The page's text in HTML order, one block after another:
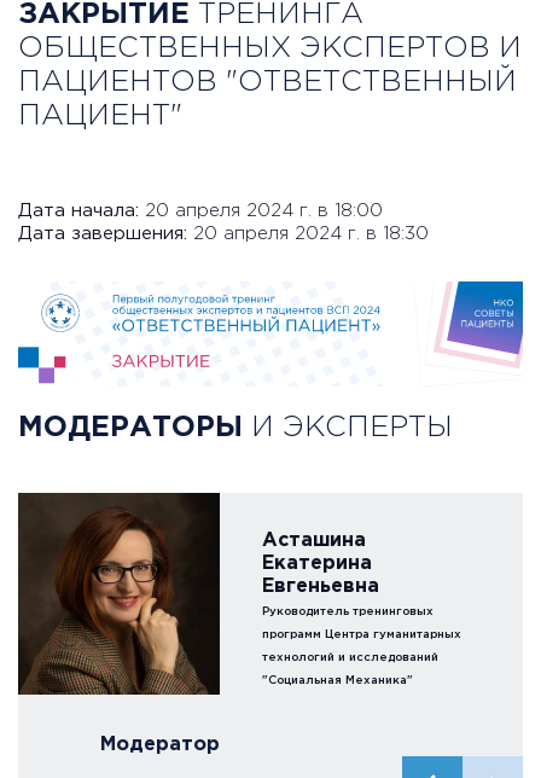
ЗАКРЫТИЕ ТРЕНИНГА
ОБЩЕСТВЕННЫХ ЭКСПЕРТОВ И
ПАЦИЕНТОВ "ОТВЕТСТВЕННЫЙ
ПАЦИЕНТ"
Дата начала: 20 апреля 2024 г. в 18:00
Дата завершения: 20 апреля 2024 г. в 18:30
МОДЕРАТОРЫ И ЭКСПЕРТЫ
Модератор
Асташина
Екатерина
Евгеньевна
Руководитель тренинговых
программ Центра гуманитарных
технологий и исследований
"Социальная Механика"